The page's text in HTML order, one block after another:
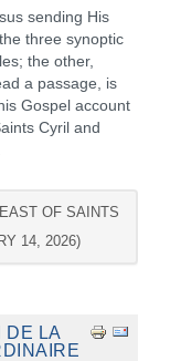
sending His
three synoptic
the other,
a passage, is
Gospel account
Cyril and
OF SAINTS
14, 2026)
DE LA